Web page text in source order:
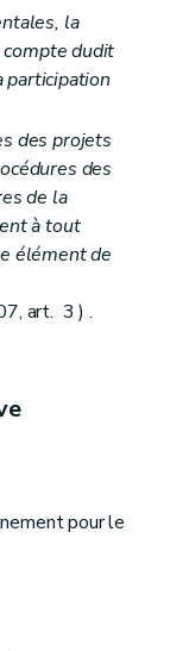
l'environnement
la
dudit
participation
des projets
des
de la
à tout
élément de
art. 3 ) .
pour le